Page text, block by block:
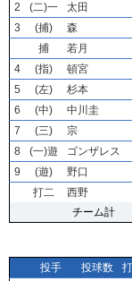
2
(二)一 太田
3
(捕) 森
捕
若月
4
(指) 頓宮
5
(左) 杉本
6
(中) 中川圭
7
(三) 宗
8
(一)遊 ゴンザレス
9
(遊) 野口
打二
西野
チーム計
2
(二)一 太田
3
(捕) 森
捕
若月
4
(指) 頓宮
5
(左) 杉本
6
(中) 中川圭
7
(三) 宗
8
(一)遊 ゴンザレス
9
(遊) 野口
打二
西野
チーム計
2
(二)一 太田
3
(捕) 森
捕
若月
4
(指) 頓宮
5
(左) 杉本
6
(中) 中川圭
7
(三) 宗
8
(一)遊 ゴンザレス
9
(遊) 野口
打二
西野
チーム計
2
(二)一 太田
3
(捕) 森
捕
若月
4
(指) 頓宮
5
(左) 杉本
6
(中) 中川圭
7
(三) 宗
8
(一)遊 ゴンザレス
9
(遊) 野口
打二
西野
チーム計
投手 投球数
投手 投球数
投手 投球数
投手 投球数